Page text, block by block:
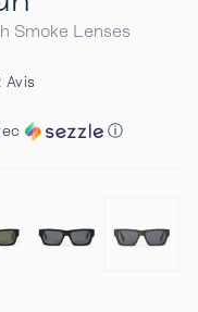
Smoke Lenses
Avis
faire
ⓘ